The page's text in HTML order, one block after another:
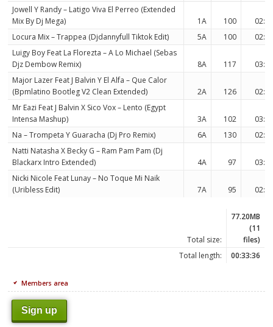
Jowell Y Randy – Latigo Viva El Perreo (Extended
Mix By Dj Mega)
1A 100
Locura Mix – Trappea (Djdannyfull Tiktok Edit)
5A 100
Luigy Boy Feat La Florezta – A Lo Michael (Sebas
Djz Dembow Remix)
8A 117
Major Lazer Feat J Balvin Y El Alfa – Que Calor
(Bpmlatino Bootleg V2 Clean Extended)
2A 126
Mr Eazi Feat J Balvin X Sico Vox – Lento (Egypt
Intensa Mashup)
3A 102
Na – Trompeta Y Guaracha (Dj Pro Remix)
6A 130
Natti Natasha X Becky G – Ram Pam Pam (Dj
Blackarx Intro Extended)
4A 97
Nicki Nicole Feat Lunay – No Toque Mi Naik
(Uribless Edit)
7A 95
Total size:
77.20MB
(11
files)
Total length:
00:33:36
Members area
Sign up